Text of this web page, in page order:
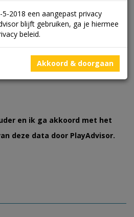
en ik ga akkoord met het
deze data door PlayAdvisor.
2018 een aangepast privacy
blijft gebruiken, ga je hiermee
beleid.
Akkoord & doorgaan